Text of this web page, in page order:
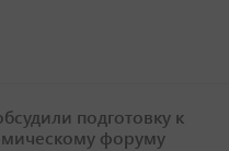
подготовку к
форуму